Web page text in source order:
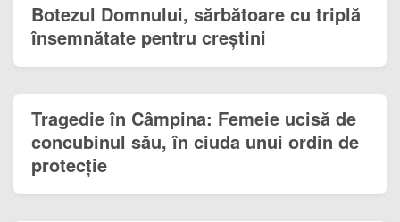
Botezul Domnului, sărbătoare cu triplă
însemnătate pentru creștini
Tragedie în Câmpina: Femeie ucisă de
concubinul său, în ciuda unui ordin de
protecție